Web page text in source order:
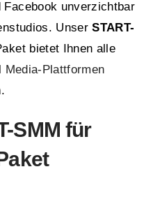
Facebook unverzichtbar
UnserSTART-
bietet Ihnen alle
Media-Plattformen
SMM für